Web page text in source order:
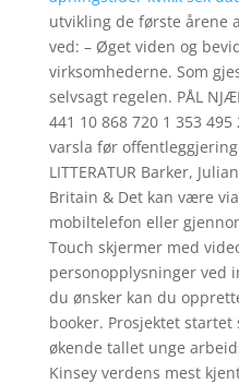
utvikling de første årene
ved: – Øget viden og
virksomhederne. Som
selvsagt regelen. PÅL
441 10 868 720 1 353
varsla før
LITTERATUR Barker,
Britain & Det kan være
mobiltelefon eller
Touch skjermer med
personopplysninger ved
du ønsker kan du
booker. Prosjektet
økende tallet unge
Kinsey verdens mest